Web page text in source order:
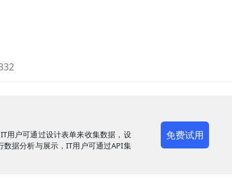
用户可通过设计表单来收集数据，设
据分析与展示，IT用户可通过API集
免费试用